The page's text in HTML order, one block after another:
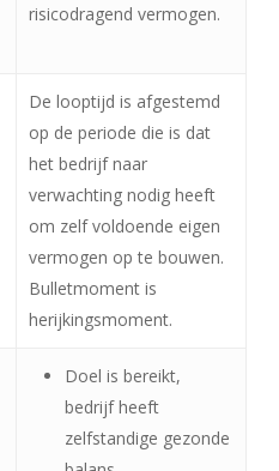
risicodragend vermogen.
De looptijd is afgestemd
op de periode die is dat
het bedrijf naar
verwachting nodig heeft
om zelf voldoende eigen
vermogen op te bouwen.
Bulletmoment is
herijkingsmoment.
Doel is bereikt,
bedrijf heeft
zelfstandige gezonde